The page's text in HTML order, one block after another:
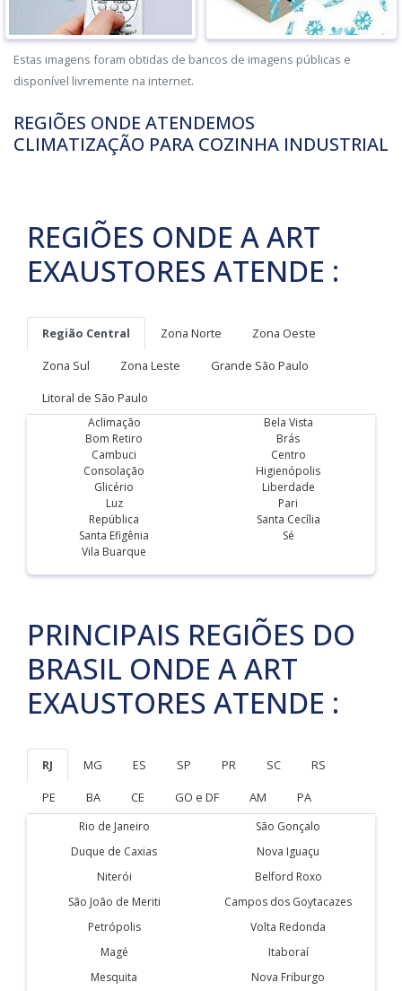
Estas imagens foram obtidas de bancos de imagens públicas e
disponível livremente na internet.
REGIÕES ONDE ATENDEMOS
CLIMATIZAÇÃO PARA COZINHA INDUSTRIAL
REGIÕES ONDE A ART
EXAUSTORES ATENDE :
Região Central Zona Norte
Zona Oeste
Zona Sul
Zona Leste
Grande São Paulo
Litoral de São Paulo
Aclimação
Bela Vista
Bom Retiro
Brás
Cambuci
Centro
Consolação
Higienópolis
Glicério
Liberdade
Luz
Pari
República
Santa Cecília
Santa Efigênia
Sé
Vila Buarque
PRINCIPAIS REGIÕES DO
BRASIL ONDE A ART
EXAUSTORES ATENDE :
RJ MG ES SP PR SC
RS
PE
BA CE GO e DF AM PA
Rio de Janeiro
São Gonçalo
Duque de Caxias
Nova Iguaçu
Niterói
Belford Roxo
São João de Meriti
Campos dos Goytacazes
Petrópolis
Volta Redonda
Magé
Itaboraí
Mesquita
Nova Friburgo